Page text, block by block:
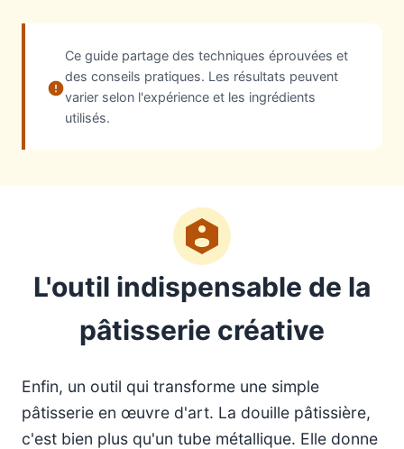
Ce guide partage des techniques éprouvées et
des conseils pratiques. Les résultats peuvent
varier selon l'expérience et les ingrédients
utilisés.
L'outil indispensable de la
pâtisserie créative
Enfin, un outil qui transforme une simple
pâtisserie en œuvre d'art. La douille pâtissière,
c'est bien plus qu'un tube métallique. Elle donne